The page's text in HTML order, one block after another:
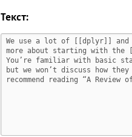
Текст: